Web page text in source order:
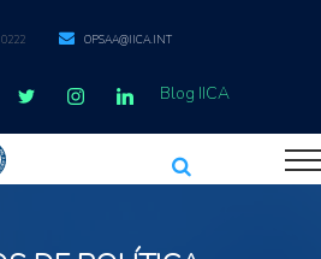
OPSAA@IICA.INT
Blog IICA